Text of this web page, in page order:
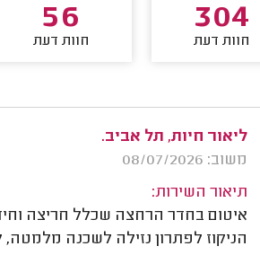
304
חוות דעת
56
חוות דעת
ליאור חיות, תל אביב.
משוב: 08/07/2026
תיאור השירות:
איטום בחדר הרחצה שכלל חריצה
הניקוז לפתרון נזילה לשכנה מלמטה,